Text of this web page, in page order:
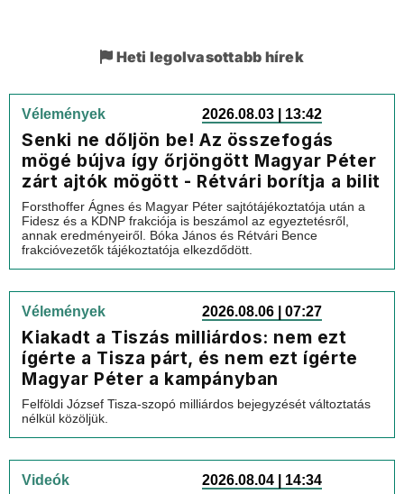
Heti legolvasottabb hírek
Vélemények 2026.08.03 | 13:42
Senki ne dőljön be! Az összefogás
mögé bújva így őrjöngött Magyar Péter
zárt ajtók mögött - Rétvári borítja a bilit
Forsthoffer Ágnes és Magyar Péter sajtótájékoztatója után a
Fidesz és a KDNP frakciója is beszámol az egyeztetésről,
annak eredményeiről. Bóka János és Rétvári Bence
frakcióvezetők tájékoztatója elkezdődött.
Vélemények 2026.08.06 | 07:27
Kiakadt a Tiszás milliárdos: nem ezt
ígérte a Tisza párt, és nem ezt ígérte
Magyar Péter a kampányban
Felföldi József Tisza-szopó milliárdos bejegyzését változtatás
nélkül közöljük.
Videók 2026.08.04 | 14:34